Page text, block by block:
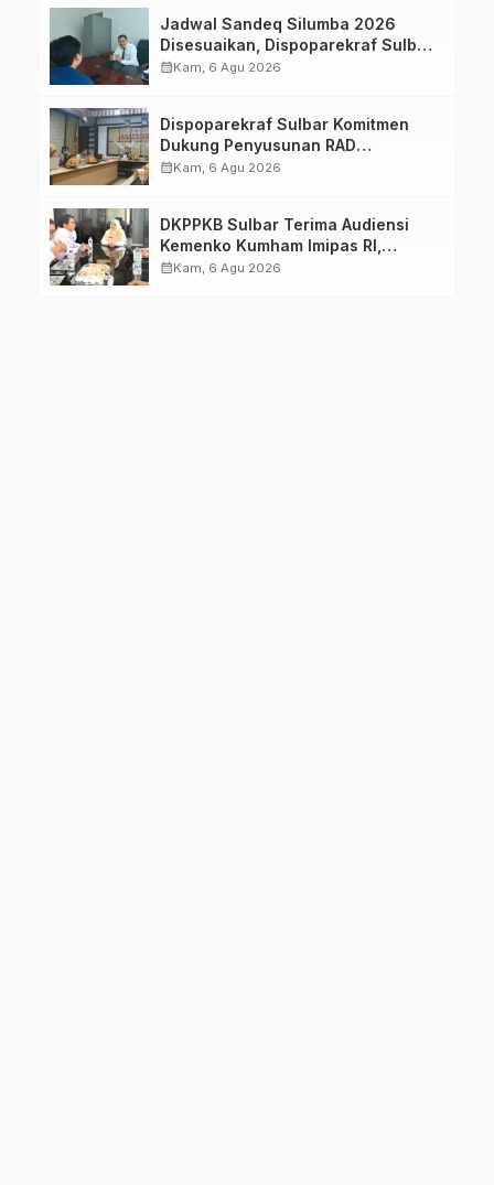
Jadwal Sandeq Silumba 2026
Disesuaikan, Dispoparekraf Sulbar
Pastikan Persiapan Tetap
calendar_monthKam, 6 Agu 2026
Dispoparekraf Sulbar Komitmen
Dukung Penyusunan RAD
TPB/SDGs Sulawesi Barat
calendar_monthKam, 6 Agu 2026
DKPPKB Sulbar Terima Audiensi
Kemenko Kumham Imipas RI,
Perkuat Pelayanan Kesehatan bagi
calendar_monthKam, 6 Agu 2026